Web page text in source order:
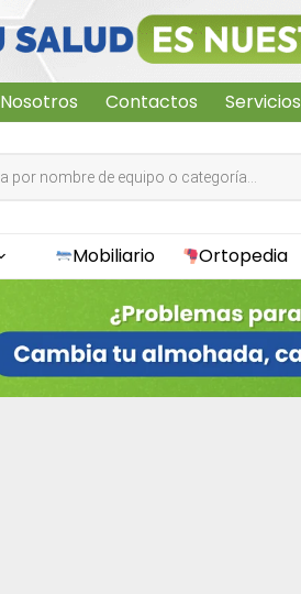
Nosotros Contactos Servicios
Mobiliario Ortopedia